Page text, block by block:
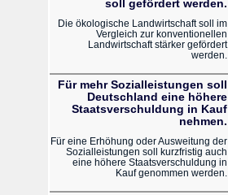
soll gefördert werden.
Die ökologische Landwirtschaft soll im
Vergleich zur konventionellen
Landwirtschaft stärker gefördert
werden.
Für mehr Sozialleistungen soll
Deutschland eine höhere
Staatsverschuldung in Kauf
nehmen.
Für eine Erhöhung oder Ausweitung der
Sozialleistungen soll kurzfristig auch
eine höhere Staatsverschuldung in
Kauf genommen werden.